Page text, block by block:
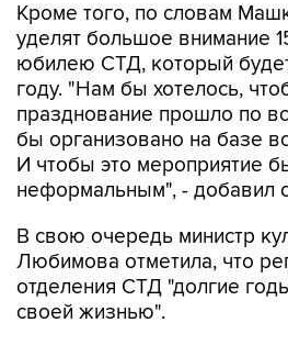
Кроме того, по словам
уделят большое внимание
юбилею СТД, который
году. "Нам бы хотелось,
празднование прошло по
бы организовано на базе
И чтобы это мероприятие
неформальным", - добавил
В свою очередь министр
Любимова отметила, что
отделения СТД "долгие
своей жизнью".